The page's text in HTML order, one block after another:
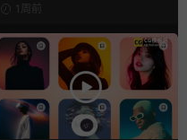
1周前